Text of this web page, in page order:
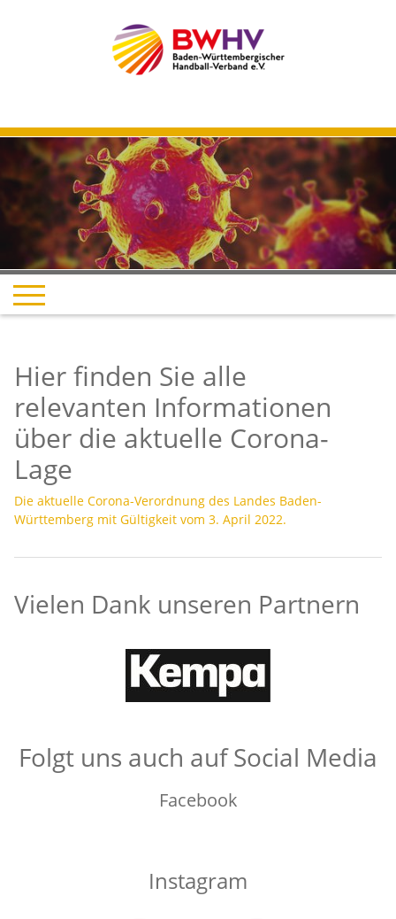
Hier finden Sie alle
relevanten Informationen
über die aktuelle Corona-
Lage
Die aktuelle Corona-Verordnung des Landes Baden-
Württemberg mit Gültigkeit vom 3. April 2022.
Vielen Dank unseren Partnern
Folgt uns auch auf Social Media
Facebook
Instagram